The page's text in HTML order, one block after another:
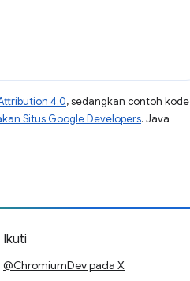
4.0, sedangkan contoh kode
Situs Google Developers. Java
Ikuti
@ChromiumDev pada X